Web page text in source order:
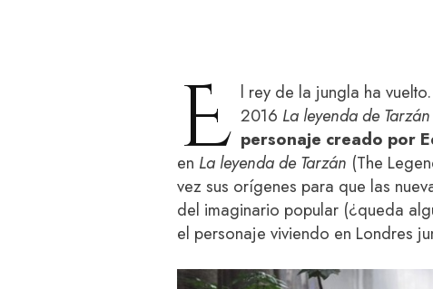
E l rey de la jungla ha
2016 La leyenda de Tarzán
personaje creado por
en La leyenda de Tarzán (The
vez sus orígenes para que las
del imaginario popular (¿queda
el personaje viviendo en Londres